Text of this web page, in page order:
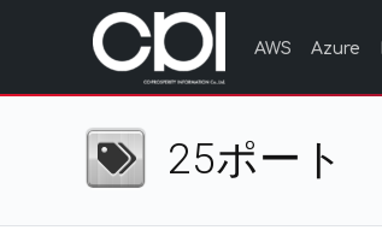
AWS Azure
25ポート